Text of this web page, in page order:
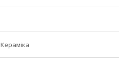
Кераміка